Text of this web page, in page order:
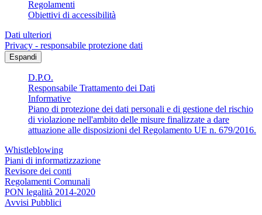
Regolamenti
Obiettivi di accessibilità
Dati ulteriori
Privacy - responsabile protezione dati
Espandi
D.P.O.
Responsabile Trattamento dei Dati
Informative
Piano di protezione dei dati personali e di gestione del rischio
di violazione nell'ambito delle misure finalizzate a dare
attuazione alle disposizioni del Regolamento UE n. 679/2016.
Whistleblowing
Piani di informatizzazione
Revisore dei conti
Regolamenti Comunali
PON legalità 2014-2020
Avvisi Pubblici